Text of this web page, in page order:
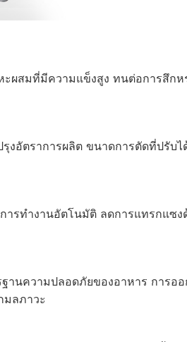
ะผสมที่มีความแข็งสูง ทนต่อการสึก
อัตราการผลิต ขนาดการตัดที่ปรับ
รทำงานอัตโนมัติ ลดการแทรกแซ
านความปลอดภัยของอาหาร การอ
ลภาวะ